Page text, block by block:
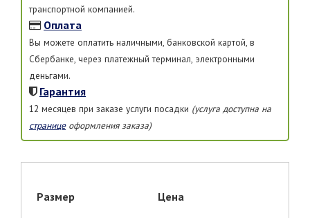
транспортной компанией.
Оплата
Вы можете оплатить наличными, банковской картой, в
Сбербанке, через платежный терминал, электронными
деньгами.
Гарантия
12 месяцев при заказе услуги посадки (услуга доступна на
страницеоформления заказа)
Размер Цена